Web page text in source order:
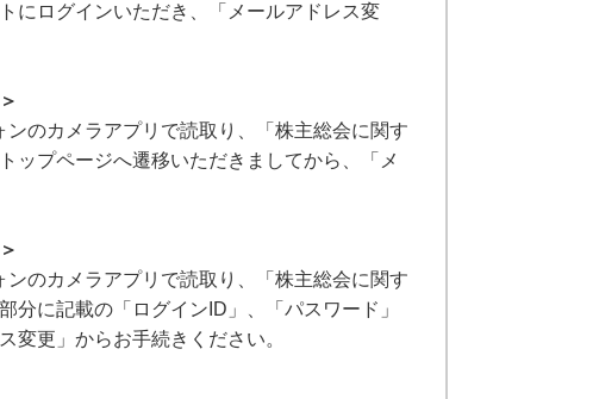
にログインいただき、「メールアドレス変
のカメラアプリで読取り、「株主総会に関す
ップページへ遷移いただきましてから、「メ
のカメラアプリで読取り、「株主総会に関す
分に記載の「ログインID」、「パスワード」
変更」からお手続きください。